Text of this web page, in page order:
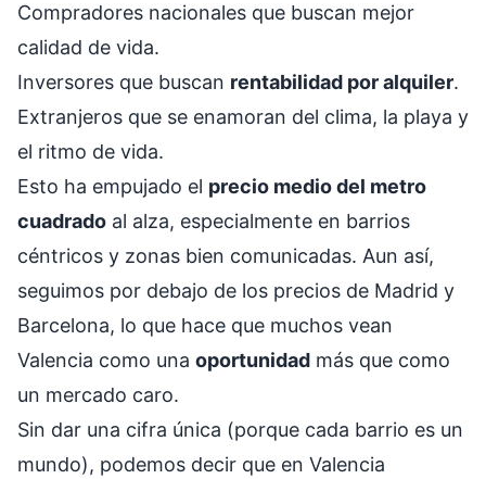
Compradores nacionales que buscan mejor
calidad de vida.
Inversores que buscan rentabilidad por alquiler.
Extranjeros que se enamoran del clima, la playa y
el ritmo de vida.
Esto ha empujado el precio medio del metro
cuadrado al alza, especialmente en barrios
céntricos y zonas bien comunicadas. Aun así,
seguimos por debajo de los precios de Madrid y
Barcelona, lo que hace que muchos vean
Valencia como una oportunidad más que como
un mercado caro.
Sin dar una cifra única (porque cada barrio es un
mundo), podemos decir que en Valencia